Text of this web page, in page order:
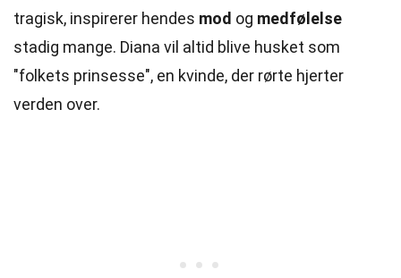
tragisk, inspirerer hendes mod og medfølelse
stadig mange. Diana vil altid blive husket som
"folkets prinsesse", en kvinde, der rørte hjerter
verden over.